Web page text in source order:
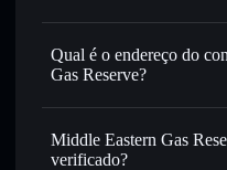
tempo em MEGR
associar publicamente
Acompanhar em tempo
Qual é o endereço do
Gas Reserve?
Middle Eastern Gas
verificado?